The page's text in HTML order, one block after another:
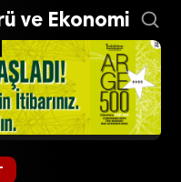
ve Ekonomi